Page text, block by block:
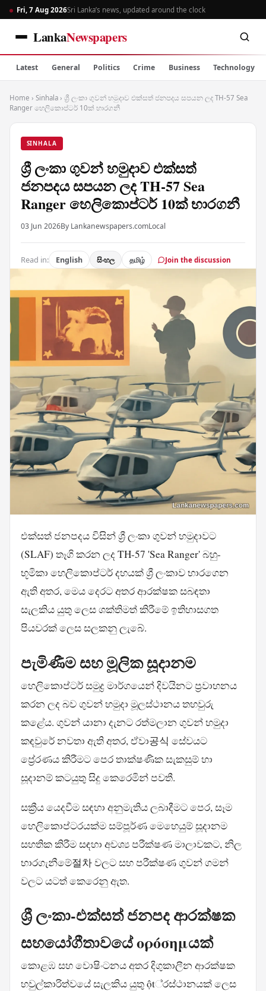
Fri, 7 Aug 2026Sri Lanka’s news, updated around the clock
LankaNewspapers
Latest General Politics Crime Business Technology
Home › Sinhala › ශ්‍රී ලංකා ගුවන් හමුදාව එක්සත් ජනපදය සපයන ලද TH-57 Sea
Ranger හෙලිකොප්ටර් 10ක් භාරගනී
SINHALA
ශ්‍රී ලංකා ගුවන් හමුදාව එක්සත්
ජනපදය සපයන ලද TH-57 Sea
Ranger හෙලිකොප්ටර් 10ක් භාරගනී
03 Jun 2026By Lankanewspapers.comLocal
Read in: English සිංහල தமிழ் Join the discussion
එක්සත් ජනපදය විසින් ශ්‍රී ලංකා ගුවන් හමුදාවට
(SLAF) තෑගි කරන ලද TH-57 'Sea Ranger' බහු-
භූමිකා හෙලිකොප්ටර් දහයක් ශ්‍රී ලංකාව භාරගෙන
ඇති අතර, මෙය දෙරට අතර ආරක්ෂක සබඳතා
සැලකිය යුතු ලෙස ශක්තිමත් කිරීමේ ඉතිහාසගත
පියවරක් ලෙස සලකනු ලැබේ.
පැමිණීම සහ මූලික සූදානම
හෙලිකොප්ටර් සමුද්‍ර මාර්ගයෙන් දිවයිනට ප්‍රවාහනය
කරන ලද බව ගුවන් හමුදා මූලස්ථානය තහවුරු
කළේය. ගුවන් යානා දැනට රත්මලාන ගුවන් හමුදා
කඳවුරේ නවතා ඇති අතර, ඒවා공식 සේවයට
ප්‍රේරණය කිරීමට පෙර තාක්ෂණික සැකසුම් හා
සූදානම් කටයුතු සිදු කෙරෙමින් පවතී.
සක්‍රීය යෙදවීම සඳහා අනුමැතිය ලබාදීමට පෙර, සෑම
හෙලිකොප්ටරයක්ම සම්පූර්ණ මෙහෙයුම් සූදානම
සහතික කිරීම සඳහා අවශ්‍ය පරීක්ෂණ මාලාවකට, නිල
භාරගැනීමේ절차 වලට සහ පරීක්ෂණ ගුවන් ගමන්
වලට යටත් කෙරෙනු ඇත.
ශ්‍රී ලංකා-එක්සත් ජනපද ආරක්ෂක
සහයෝගීතාවයේ ορόσημයක්
කොළඹ සහ වොෂිංටනය අතර දිගුකාලීන ආරක්ෂක
හවුල්කාරිත්වයේ සැලකිය යුතු ột්‍රස්ථානයක් ලෙස